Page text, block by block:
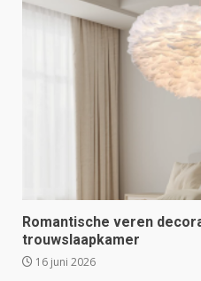
Romantische veren
trouwslaapkamer
16 juni 2026